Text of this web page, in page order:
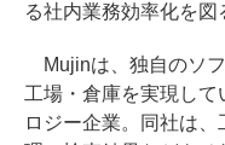
る社内業務効率化を図
Mujinは、独自のソ
工場・倉庫を実現して
ロジー企業。同社は